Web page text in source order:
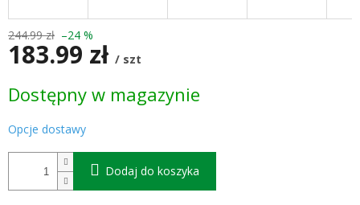
244.99 zł –24 %
183.99 zł / szt
jednostkowa:
Dostępny w magazynie
Opcje dostawy
Dodaj do koszyka